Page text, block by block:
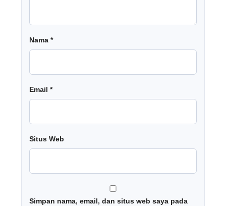
Nama *
Email *
Situs Web
Simpan nama, email, dan situs web saya pada